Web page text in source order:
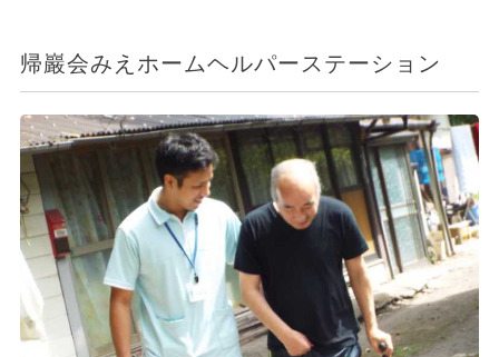
帰巖会みえホームヘルパーステーション